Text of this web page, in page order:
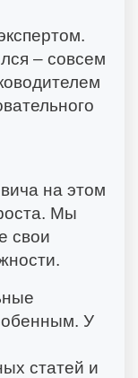
– совсем
на этом
Мы
свои
У
статей и